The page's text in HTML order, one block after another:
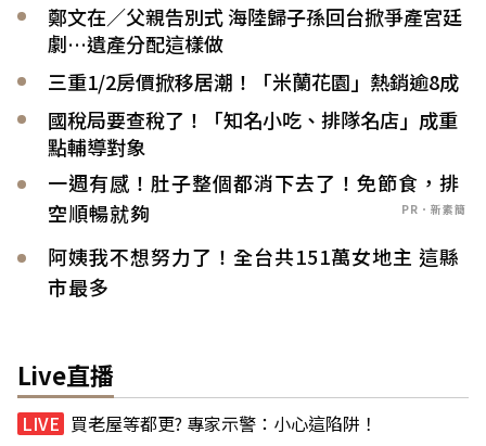
鄭文在／父親告別式 海陸歸子孫回台掀爭產宮廷
劇…遺產分配這樣做
三重1/2房價掀移居潮！「米蘭花園」熱銷逾8成
國稅局要查稅了！「知名小吃、排隊名店」成重
點輔導對象
一週有感！肚子整個都消下去了！免節食，排
空順暢就夠
PR．新素簡
阿姨我不想努力了！全台共151萬女地主 這縣
市最多
Live直播
買老屋等都更? 專家示警：小心這陷阱！